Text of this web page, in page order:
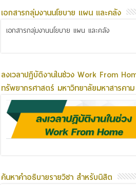
เอกสารกลุ่มงานนโยบาย แผน และคลัง
เอกสารกลุ่มงานนโยบาย แผน และคลัง
ลงเวลาปฏิบัติงานในช่วง Work From
ทรัพยากรศาสตร์ มหาวิทยาลัยมหาสารคาม
ค้นหาคำอธิบายรายวิชา สำหรับนิสิต